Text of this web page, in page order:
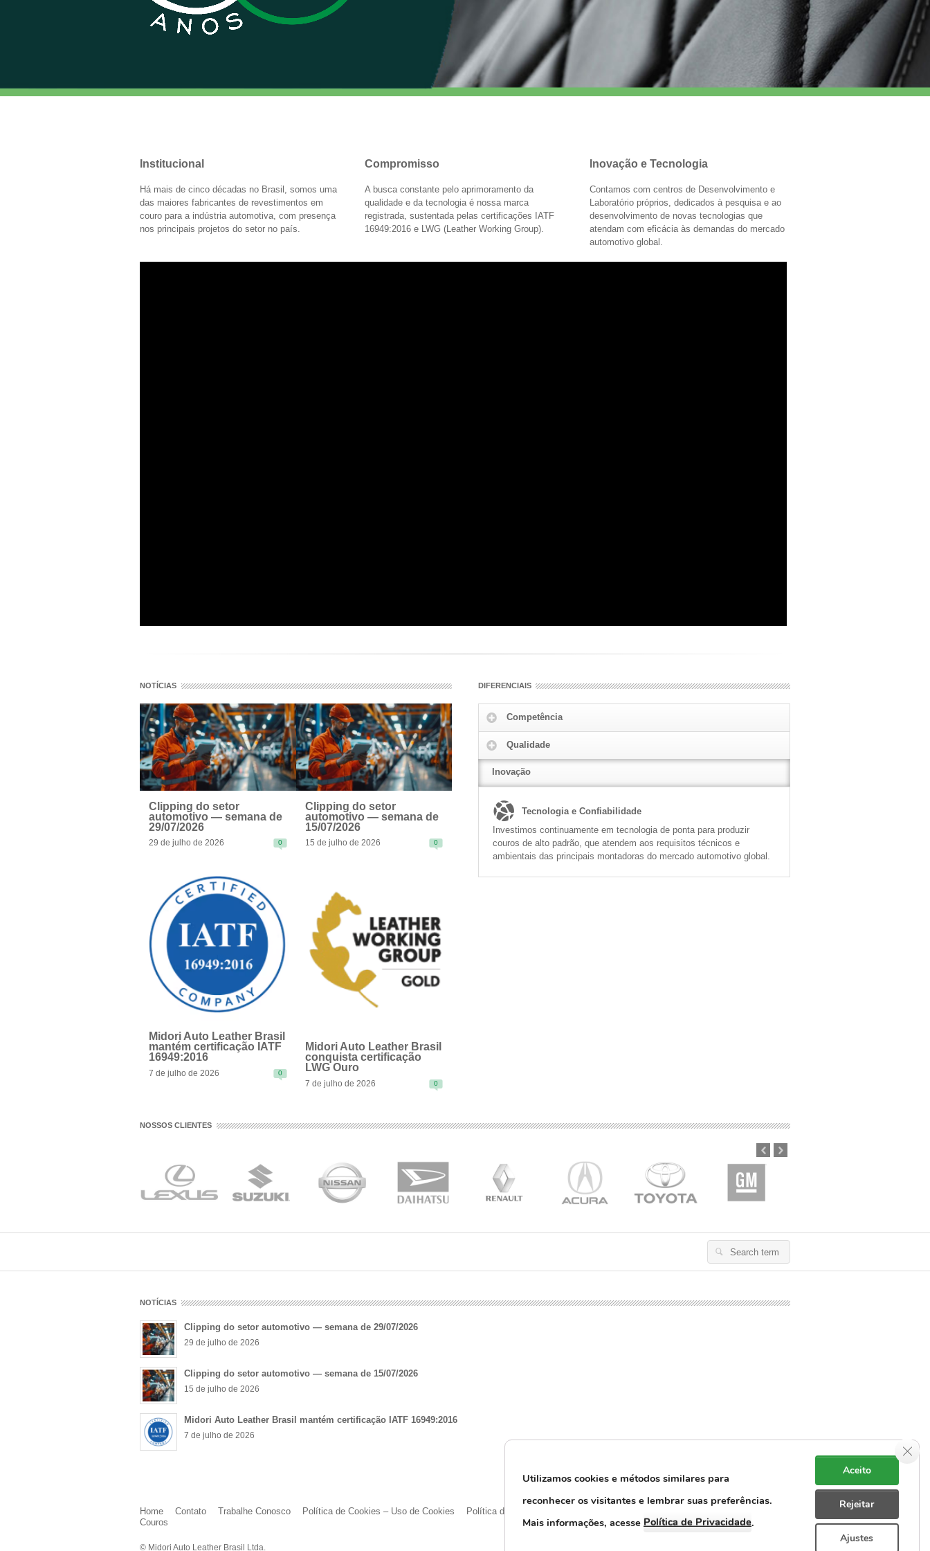
Institucional
Há mais de cinco décadas no Brasil, somos uma
das maiores fabricantes de revestimentos em
couro para a indústria automotiva, com presença
nos principais projetos do setor no país.
Compromisso
A busca constante pelo aprimoramento da
qualidade e da tecnologia é nossa marca
registrada, sustentada pelas certificações IATF
16949:2016 e LWG (Leather Working Group).
Inovação e Tecnologia
Contamos com centros de Desenvolvimento e
Laboratório próprios, dedicados à pesquisa e ao
desenvolvimento de novas tecnologias que
atendam com eficácia às demandas do mercado
automotivo global.
NOTÍCIAS
READ MORE
Clipping do setor
automotivo — semana de
29/07/2026
29 de julho de 2026 0
READ MORE
Clipping do setor
automotivo — semana de
15/07/2026
15 de julho de 2026 0
Midori Auto Leather Brasil
mantém certificação IATF
16949:2016
7 de julho de 2026 0
READ MORE
Midori Auto Leather Brasil
conquista certificação
LWG Ouro
7 de julho de 2026 0
DIFERENCIAIS
Competência
Qualidade
Inovação
Tecnologia e Confiabilidade
Investimos continuamente em tecnologia de ponta para produzir
couros de alto padrão, que atendem aos requisitos técnicos e
ambientais das principais montadoras do mercado automotivo global.
NOSSOS CLIENTES
Prev
Search
NOTÍCIAS
Clipping do setor automotivo — semana de 29/07/2026
29 de julho de 2026
Clipping do setor automotivo — semana de 15/07/2026
15 de julho de 2026
Midori Auto Leather Brasil mantém certificação IATF 16949:2016
7 de julho de 2026
Home Contato Trabalhe Conosco Política de Cookies – Uso de Cookies Política de Privacidade e Proteção de Dados Pessoais
Couros
© Midori Auto Leather Brasil Ltda.
Utilizamos cookies e métodos similares para
reconhecer os visitantes e lembrar suas preferências.
Mais informações, acesse Política de Privacidade.
Aceito
Rejeitar
Ajustes